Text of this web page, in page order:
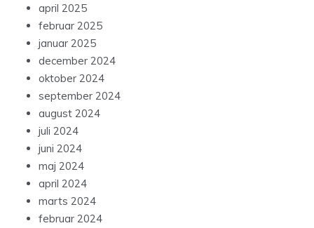
maj 2025
april 2025
februar 2025
januar 2025
december 2024
oktober 2024
september 2024
august 2024
juli 2024
juni 2024
maj 2024
april 2024
marts 2024